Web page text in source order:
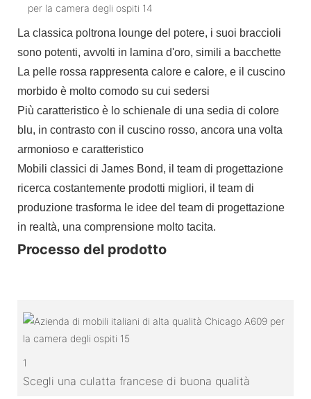
La classica poltrona lounge del potere, i suoi braccioli
sono potenti, avvolti in lamina d'oro, simili a bacchette
La pelle rossa rappresenta calore e calore, e il cuscino
morbido è molto comodo su cui sedersi
Più caratteristico è lo schienale di una sedia di colore
blu, in contrasto con il cuscino rosso, ancora una volta
armonioso e caratteristico
Mobili classici di James Bond, il team di progettazione
ricerca costantemente prodotti migliori, il team di
produzione trasforma le idee del team di progettazione
in realtà, una comprensione molto tacita.
Processo del prodotto
1
Scegli una culatta francese di buona qualità